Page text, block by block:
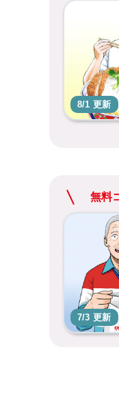
8/1 更新
無料
7/3 更新